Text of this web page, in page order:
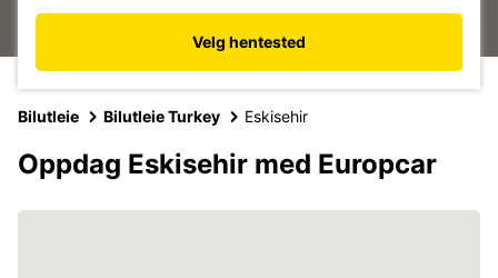
Velg hentested
Bilutleie Bilutleie Turkey Eskisehir
Oppdag Eskisehir med Europcar